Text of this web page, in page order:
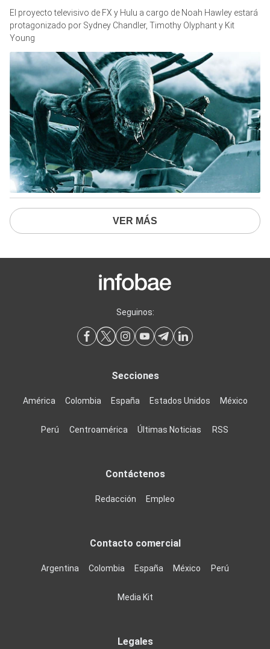
El proyecto televisivo de FX y Hulu a cargo de Noah Hawley estará
protagonizado por Sydney Chandler, Timothy Olyphant y Kit
Young
VER MÁS
Seguinos:
Secciones
América Colombia España Estados Unidos México
Perú Centroamérica Últimas Noticias RSS
Contáctenos
Redacción Empleo
Contacto comercial
Argentina Colombia España México Perú
Media Kit
Legales